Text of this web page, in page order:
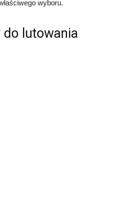
wyboru.
do lutowania